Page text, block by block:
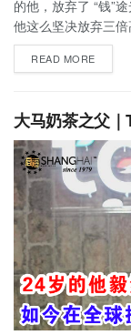
的他，放弃了 “钱”
他这么坚决放弃三
READ MORE
大马奶茶之父